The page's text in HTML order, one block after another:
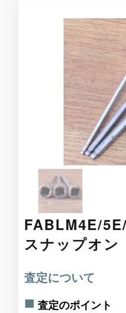
FABLM4E/
スナップオン
査定について
査定のポイント